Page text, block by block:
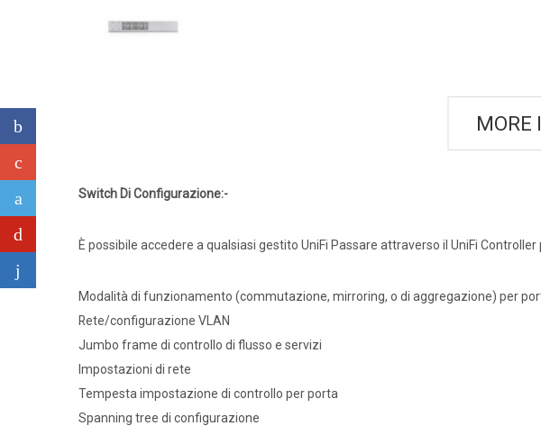
MORE
Switch Di Configurazione:-
È possibile accedere a qualsiasi gestito UniFi Passare attraverso il UniFi
Modalità di funzionamento (commutazione, mirroring, o di aggregazione) per
Rete/configurazione VLAN
Jumbo frame di controllo di flusso e servizi
Impostazioni di rete
Tempesta impostazione di controllo per porta
Spanning tree di configurazione